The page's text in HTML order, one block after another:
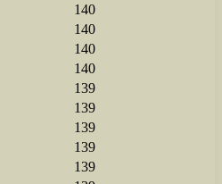
140
140
140
140
139
139
139
139
139